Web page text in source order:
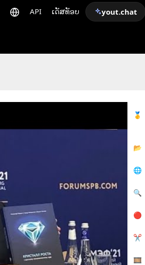
API ເດັສທັອບ yout.chat
🥇
📂
🌐
🔍
🔴
✂️
🎞️